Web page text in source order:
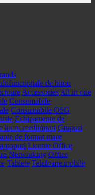
de birou
Accessories All in one
Consumabile
Consumabile OSG
Echipamente de
lucru medii/mari Grupuri
de format mare
Licente Office
Networking Office
Tablete Telefoane mobile